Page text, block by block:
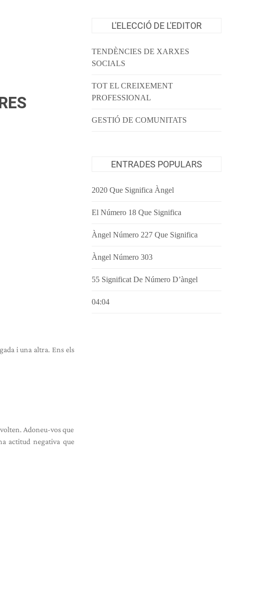
i una altra. Ens els
Adoneu-vos que
actitud negativa que
L'ELECCIÓ DE L'EDITOR
TENDÈNCIES DE XARXES
SOCIALS
TOT EL CREIXEMENT
PROFESSIONAL
GESTIÓ DE COMUNITATS
ENTRADES POPULARS
2020 Que Significa Àngel
El Número 18 Que Significa
Àngel Número 227 Que Significa
Àngel Número 303
55 Significat De Número D’àngel
04:04